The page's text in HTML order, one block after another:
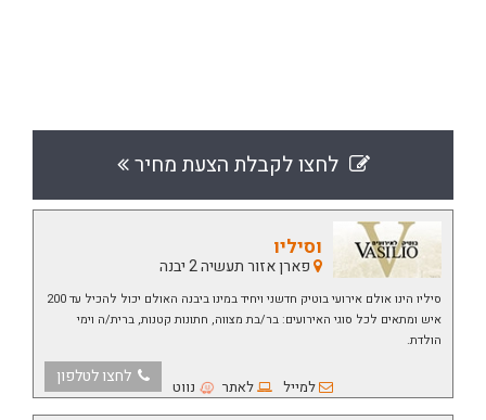
לחצו לקבלת הצעת מחיר
וסיליו
פארן אזור תעשיה 2 יבנה
סיליו הינו אולם אירועי בוטיק חדשני ויחיד במינו ביבנה האולם יכול להכיל עד 200
איש ומתאים לכל סוגי האירועים: בר/בת מצווה, חתונות קטנות, ברית/ה וימי
הולדת.
למייל לאתר נווט לחצו לטלפון